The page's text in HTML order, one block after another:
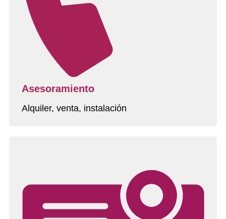
Asesoramiento
Alquiler, venta, instalación